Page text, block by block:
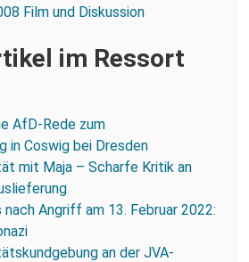
Film und Diskussion
im Ressort
AfD-Rede zum
in Coswig bei Dresden
mit Maja – Scharfe Kritik an
nach Angriff am 13. Februar 2022:
an der JVA-